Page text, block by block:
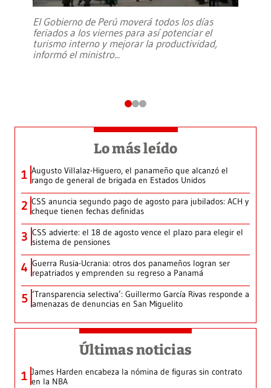
El Gobierno de Perú moverá todos los días
feriados a los viernes para así potenciar el
turismo interno y mejorar la productividad,
informó el ministro...
Lo más leído
1 Augusto Villalaz-Higuero, el panameño que alcanzó el
rango de general de brigada en Estados Unidos
2 CSS anuncia segundo pago de agosto para jubilados: ACH y
cheque tienen fechas definidas
3 CSS advierte: el 18 de agosto vence el plazo para elegir el
sistema de pensiones
4 Guerra Rusia-Ucrania: otros dos panameños logran ser
repatriados y emprenden su regreso a Panamá
5 ‘Transparencia selectiva’: Guillermo García Rivas responde a
amenazas de denuncias en San Miguelito
Últimas noticias
1 James Harden encabeza la nómina de figuras sin contrato
en la NBA